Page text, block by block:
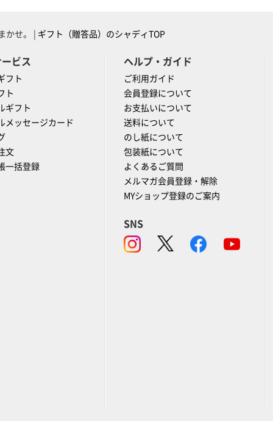
かせ。 | ギフト（贈答品）のシャディTOP
ビス
フト
ト
ギフト
メッセージカード
文
一括登録
ヘルプ・ガイド
ご利用ガイド
会員登録について
お支払いについて
送料について
のし紙について
包装紙について
よくあるご質問
メルマガ会員登録・解除
MYショップ登録のご案内
SNS